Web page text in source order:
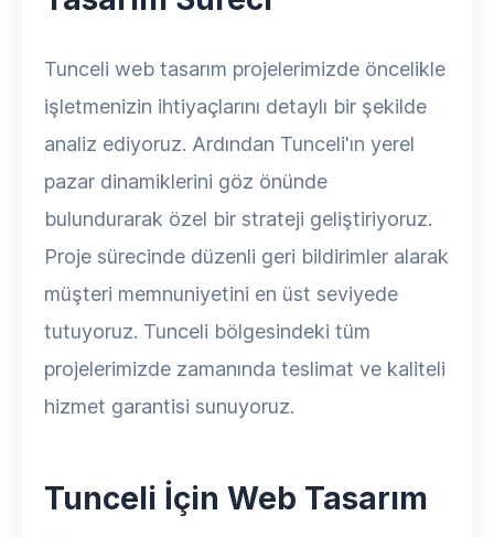
Tunceli web tasarım projelerimizde öncelikle
işletmenizin ihtiyaçlarını detaylı bir şekilde
analiz ediyoruz. Ardından Tunceli'ın yerel
pazar dinamiklerini göz önünde
bulundurarak özel bir strateji geliştiriyoruz.
Proje sürecinde düzenli geri bildirimler alarak
müşteri memnuniyetini en üst seviyede
tutuyoruz. Tunceli bölgesindeki tüm
projelerimizde zamanında teslimat ve kaliteli
hizmet garantisi sunuyoruz.
Tunceli İçin Web Tasarım